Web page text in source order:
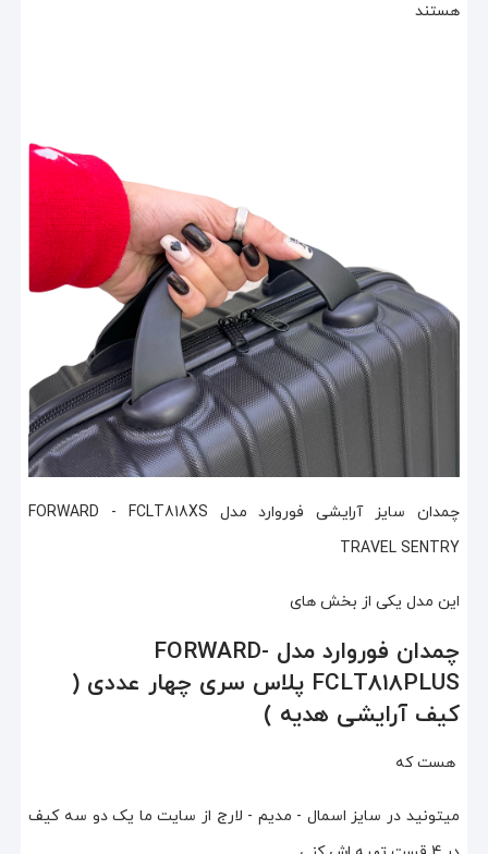
هستند
چمدان سایز آرایشی فوروارد مدل FORWARD - FCLT818XS
TRAVEL SENTRY
این مدل یکی از بخش های
چمدان فوروارد مدل FORWARD-
FCLT818PLUS پلاس سری چهار عددی (
کیف آرایشی هدیه )
هست که
میتونید در سایز اسمال - مدیم - لارج از سایت ما یک دو سه کیف